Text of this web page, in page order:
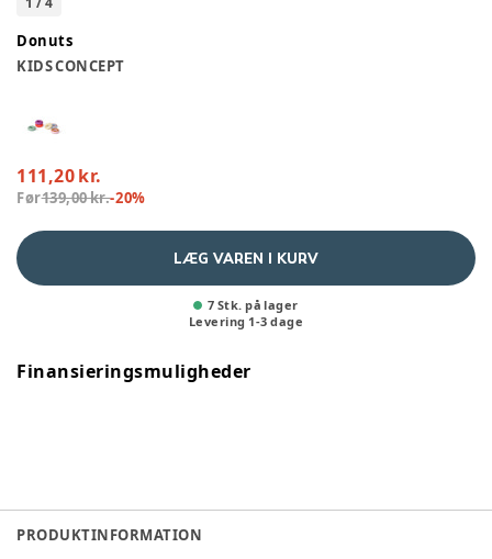
Donuts
KIDS CONCEPT
111,20 kr.
Før139,00 kr.-20%
LÆG VAREN I KURV
7 Stk. på lager
Levering 1-3 dage
Finansieringsmuligheder
PRODUKTINFORMATION